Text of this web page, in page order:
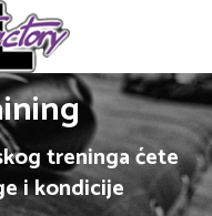
treninga ćete
i kondicije